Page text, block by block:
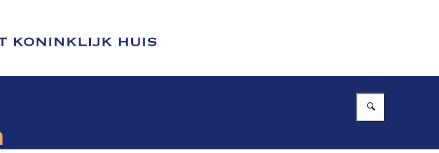
Het Koninklijk Huis